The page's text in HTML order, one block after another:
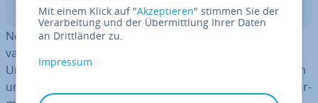
In­halts­ver­zeich­nis
Nextcloud Logging erfasst und do­ku­men­tiert alle re­le­
van­ten Er­eig­nis­se und Prozesse innerhalb Ihrer Cloud-
Umgebung, um den Status des Systems zu kon­trol­lie­ren
und mögliche Fehler früh­zei­tig zu erkennen. Wo die In­for­
Mit einem Klick auf "Akzeptieren" stimmen Sie der
Verarbeitung und der Übermittlung Ihrer Daten
an Drittländer zu.
Impressum